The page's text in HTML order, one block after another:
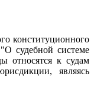
конституционного
судебной системе
относятся к судам
являясь